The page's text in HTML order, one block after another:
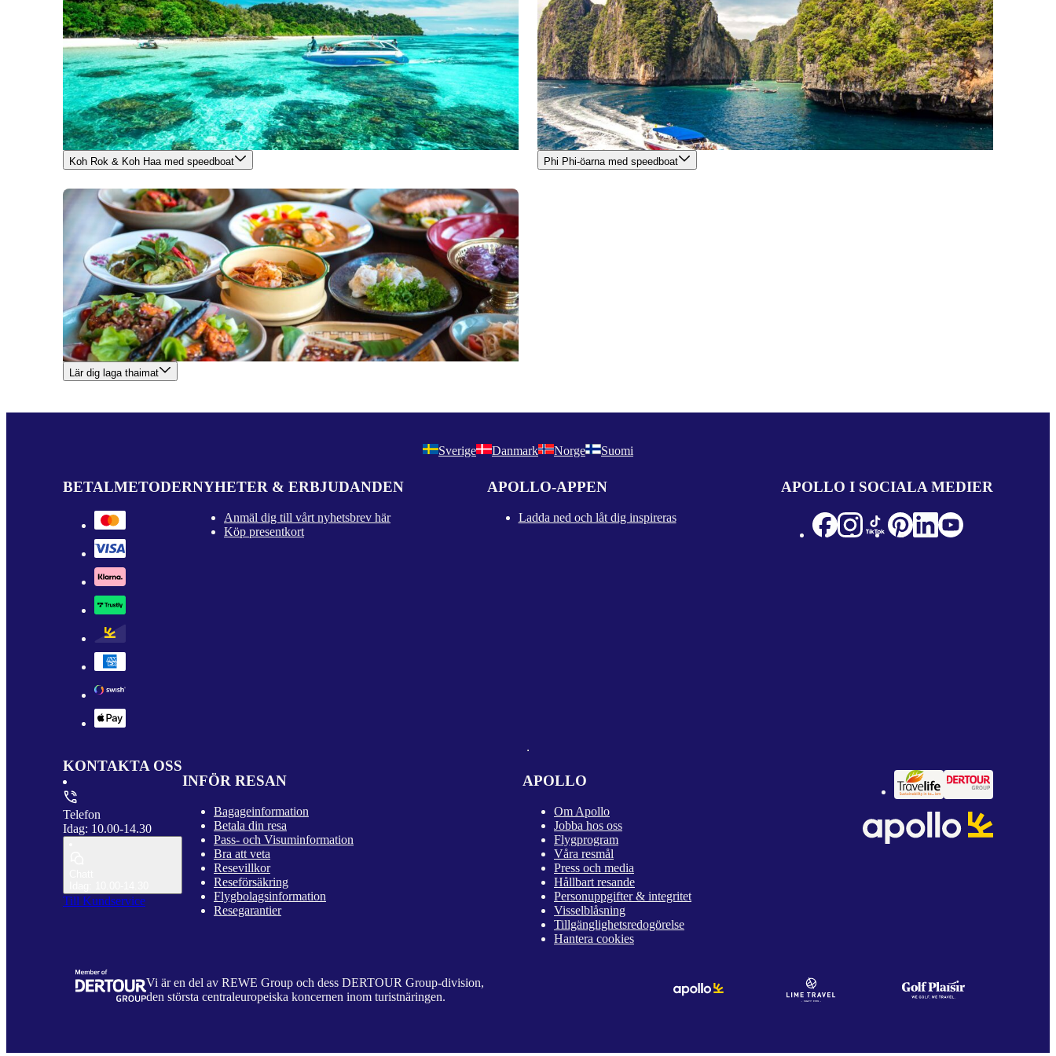
Koh Rok & Koh Haa med speedboat Phi Phi-öarna med speedboat
Lär dig laga thaimat
Sverige Danmark Norge Suomi
BETALMETODERNYHETER & ERBJUDANDEN
Anmäl dig till vårt nyhetsbrev här
Köp presentkort
APOLLO-APPEN
Ladda ned och låt dig inspireras
APOLLO I SOCIALA MEDIER
KONTAKTA OSS
Telefon
Idag: 10.00-14.30
Till Kundservice
INFÖR RESAN
Bagageinformation
Betala din resa
Pass- och Visuminformation
Bra att veta
Resevillkor
Reseförsäkring
Flygbolagsinformation
Resegarantier
APOLLO
Om Apollo
Jobba hos oss
Flygprogram
Våra resmål
Press och media
Hållbart resande
Personuppgifter & integritet
Visselblåsning
Tillgänglighetsredogörelse
Hantera cookies
Vi är en del av REWE Group och dess DERTOUR Group-division,
den största centraleuropeiska koncernen inom turistnäringen.